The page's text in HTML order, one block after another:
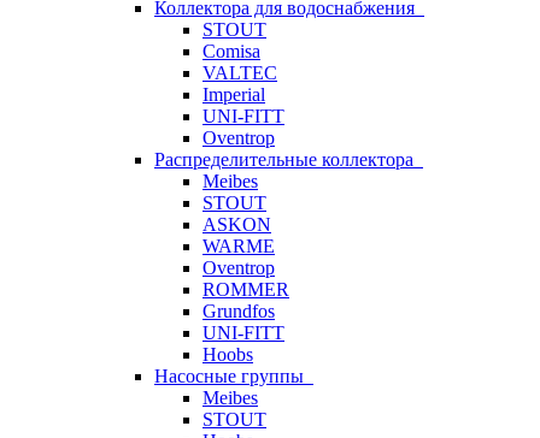
Коллектора для водоснабжения
STOUT
Comisa
VALTEC
Imperial
UNI-FITT
Oventrop
Распределительные коллектора
Meibes
STOUT
ASKON
WARME
Oventrop
ROMMER
Grundfos
UNI-FITT
Hoobs
Насосные группы
Meibes
STOUT